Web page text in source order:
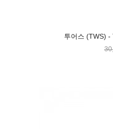
투어스 (TWS) -